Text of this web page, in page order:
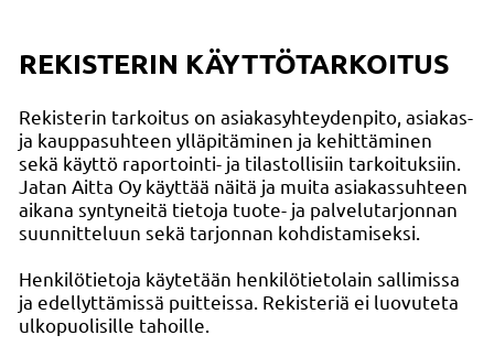
REKISTERIN KÄYTTÖTARKOITUS
Rekisterin tarkoitus on asiakasyhteydenpito, asiakas-
ja kauppasuhteen ylläpitäminen ja kehittäminen
sekä käyttö raportointi- ja tilastollisiin tarkoituksiin.
Jatan Aitta Oy käyttää näitä ja muita asiakassuhteen
aikana syntyneitä tietoja tuote- ja palvelutarjonnan
suunnitteluun sekä tarjonnan kohdistamiseksi.
Henkilötietoja käytetään henkilötietolain sallimissa
ja edellyttämissä puitteissa. Rekisteriä ei luovuteta
ulkopuolisille tahoille.